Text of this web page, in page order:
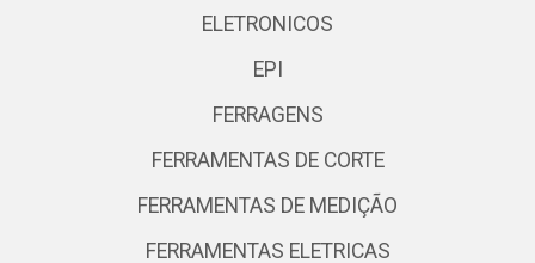
ELETRONICOS
EPI
FERRAGENS
FERRAMENTAS DE CORTE
FERRAMENTAS DE MEDIÇÃO
FERRAMENTAS ELETRICAS